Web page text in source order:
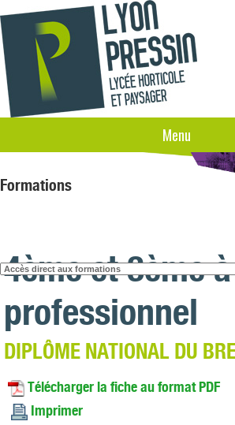
Menu
Formations
4ème et 3ème
professionnel
DIPLÔME NATIONAL DU
Télécharger la fiche au format PDF
Imprimer